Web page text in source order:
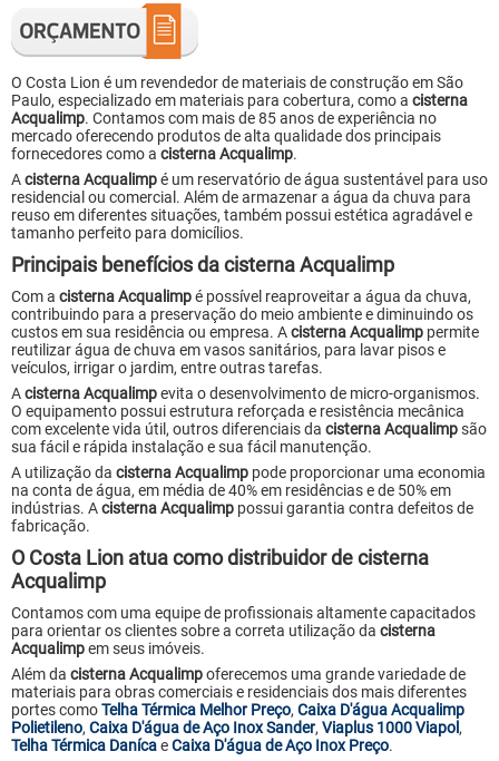
O Costa Lion é um revendedor de materiais de construção em São
Paulo, especializado em materiais para cobertura, como a cisterna
Acqualimp. Contamos com mais de 85 anos de experiência no
mercado oferecendo produtos de alta qualidade dos principais
fornecedores como a cisterna Acqualimp.
Acisterna Acqualimpé um reservatório de água sustentável para uso
residencial ou comercial. Além de armazenar a água da chuva para
reuso em diferentes situações, também possui estética agradável e
tamanho perfeito para domicílios.
Principais benefícios da cisterna Acqualimp
Com a cisterna Acqualimpé possível reaproveitar a água da chuva,
contribuindo para a preservação do meio ambiente e diminuindo os
custos em sua residência ou empresa. Acisterna Acqualimp permite
reutilizar água de chuva em vasos sanitários, para lavar pisos e
veículos, irrigar o jardim, entre outras tarefas.
Acisterna Acqualimpevita o desenvolvimento de micro-organismos.
O equipamento possui estrutura reforçada e resistência mecânica
com excelente vida útil, outros diferenciais da cisterna Acqualimpsão
sua fácil e rápida instalação e sua fácil manutenção.
A utilização da cisterna Acqualimp pode proporcionar uma economia
na conta de água, em média de 40% em residências e de 50% em
indústrias. Acisterna Acqualimp possui garantia contra defeitos de
fabricação.
O Costa Lion atua como distribuidor de cisterna
Acqualimp
Contamos com uma equipe de profissionais altamente capacitados
para orientar os clientes sobre a correta utilização da cisterna
Acqualimpem seus imóveis.
Além da cisterna Acqualimpoferecemos uma grande variedade de
materiais para obras comerciais e residenciais dos mais diferentes
portes comoTelha Térmica Melhor Preço, Caixa D'água Acqualimp
Polietileno, Caixa D'água de Aço Inox Sander, Viaplus 1000 Viapol ,
Telha Térmica DanícaeCaixa D'água de Aço Inox Preço.